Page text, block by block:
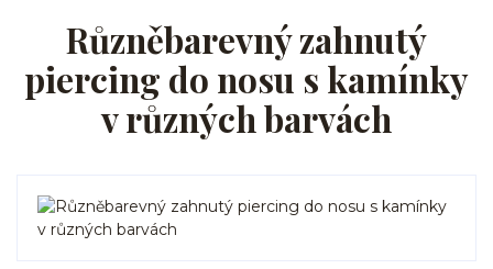
Různěbarevný zahnutý
piercing do nosu s kamínky
v různých barvách